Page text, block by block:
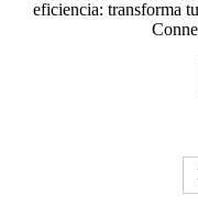
eficiencia: transforma